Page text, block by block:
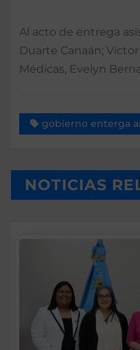
Al acto de entrega
Duarte Canaán;
Médicas, Evelyn
gobierno enterga
NOTICIAS